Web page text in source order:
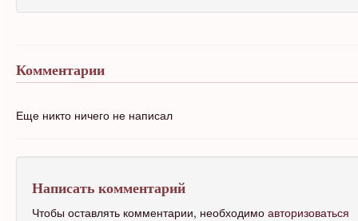
Комментарии
Еще никто ничего не написал
Написать комментарий
Чтобы оставлять комментарии, необходимо авторизоваться